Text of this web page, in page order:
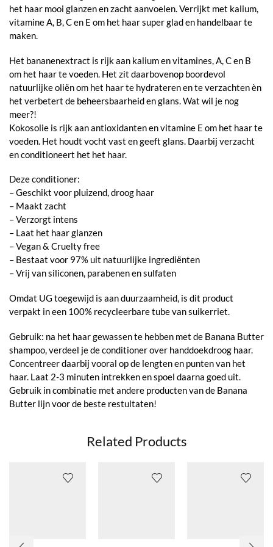
het haar mooi glanzen en zacht aanvoelen. Verrijkt met kalium,
vitamine A, B, C en E om het haar super glad en handelbaar te
maken.
Het bananenextract is rijk aan kalium en vitamines, A, C en B
om het haar te voeden. Het zit daarbovenop boordevol
natuurlijke oliën om het haar te hydrateren en te verzachten èn
het verbetert de beheersbaarheid en glans. Wat wil je nog
meer?!
Kokosolie is rijk aan antioxidanten en vitamine E om het haar te
voeden. Het houdt vocht vast en geeft glans. Daarbij verzacht
en conditioneert het het haar.
Deze conditioner:
– Geschikt voor pluizend, droog haar
– Maakt zacht
– Verzorgt intens
– Laat het haar glanzen
– Vegan & Cruelty free
– Bestaat voor 97% uit natuurlijke ingrediënten
– Vrij van siliconen, parabenen en sulfaten
Omdat UG toegewijd is aan duurzaamheid, is dit product
verpakt in een 100% recycleerbare tube van suikerriet.
Gebruik: na het haar gewassen te hebben met de Banana Butter
shampoo, verdeel je de conditioner over handdoekdroog haar.
Concentreer daarbij vooral op de lengten en punten van het
haar. Laat 2-3 minuten intrekken en spoel daarna goed uit.
Gebruik in combinatie met andere producten van de Banana
Butter lijn voor de beste restultaten!
Related Products